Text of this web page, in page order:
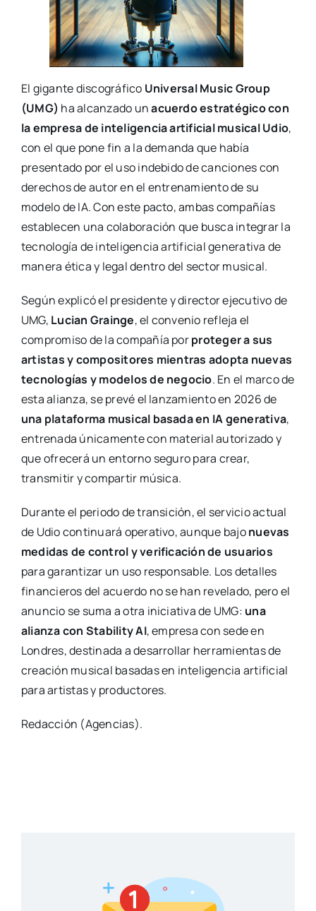
El gigante discográfico Universal Music Group
(UMG) ha alcanzado unacuerdo estratégico con
la empresa de inteligencia artificial musical Udio,
con el que pone fin a la demanda que había
presentado por el uso indebido de canciones con
derechos de autor en el entrenamiento de su
modelo de IA. Con este pacto, ambas compañías
establecen una colaboración que busca integrar la
tecnología de inteligencia artificial generativa de
manera ética y legal dentro del sector musical.
Según explicó el presidente y director ejecutivo de
UMG, Lucian Grainge, el convenio refleja el
compromiso de la compañía porproteger a sus
artistas y compositores mientras adopta nuevas
tecnologías y modelos de negocio. En el marco de
esta alianza, se prevé el lanzamiento en 2026 de
una plataforma musical basada en IA generativa,
entrenada únicamente con material autorizado y
que ofrecerá un entorno seguro para crear,
transmitir y compartir música.
Durante el periodo de transición, el servicio actual
de Udio continuará operativo, aunque bajonuevas
medidas de control y verificación de usuarios
para garantizar un uso responsable. Los detalles
financieros del acuerdo no se han revelado, pero el
anuncio se suma a otra iniciativa de UMG: una
alianza con Stability AI, empresa con sede en
Londres, destinada a desarrollar herramientas de
creación musical basadas en inteligencia artificial
para artistas y productores.
Redacción (Agencias).